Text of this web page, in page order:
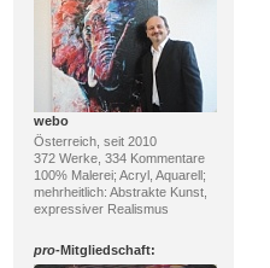
webo
Österreich, seit 2010
372 Werke, 334 Kommentare
100% Malerei; Acryl, Aquarell;
mehrheitlich: Abstrakte Kunst,
expressiver Realismus
pro-Mitgliedschaft: